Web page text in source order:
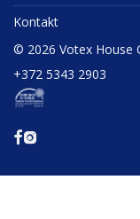
Kontakt
© 2026 Votex House
+372 5343 2903